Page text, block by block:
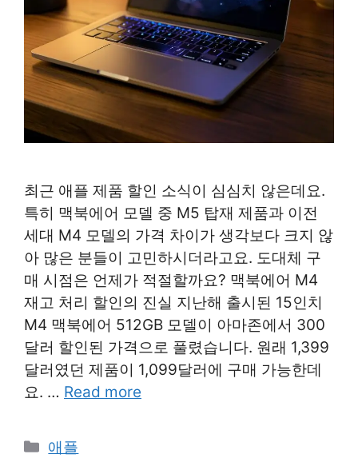
최근 애플 제품 할인 소식이 심심치 않은데요.
특히 맥북에어 모델 중 M5 탑재 제품과 이전
세대 M4 모델의 가격 차이가 생각보다 크지 않
아 많은 분들이 고민하시더라고요. 도대체 구
매 시점은 언제가 적절할까요? 맥북에어 M4
재고 처리 할인의 진실 지난해 출시된 15인치
M4 맥북에어 512GB 모델이 아마존에서 300
달러 할인된 가격으로 풀렸습니다. 원래 1,399
달러였던 제품이 1,099달러에 구매 가능한데
요. … Read more
Categories
애플